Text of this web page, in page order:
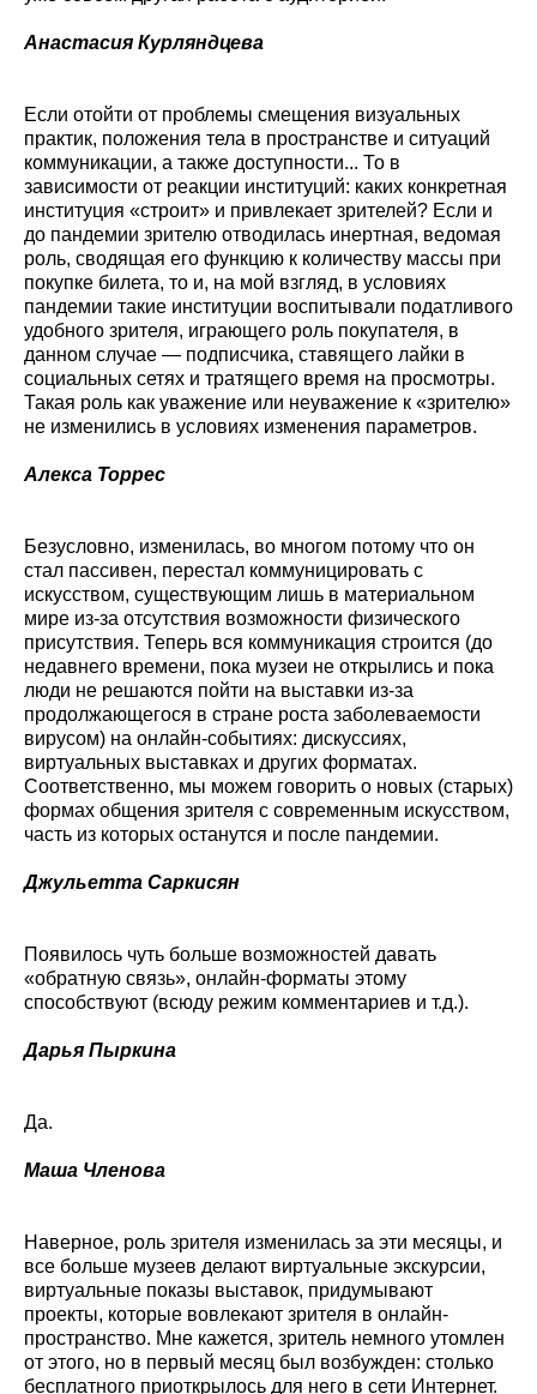
Анастасия Курляндцева
Если отойти от проблемы смещения визуальных
практик, положения тела в пространстве и ситуаций
коммуникации, а также доступности... То в
зависимости от реакции институций: каких конкретная
институция «строит» и привлекает зрителей? Если и
до пандемии зрителю отводилась инертная, ведомая
роль, сводящая его функцию к количеству массы при
покупке билета, то и, на мой взгляд, в условиях
пандемии такие институции воспитывали податливого
удобного зрителя, играющего роль покупателя, в
данном случае — подписчика, ставящего лайки в
социальных сетях и тратящего время на просмотры.
Такая роль как уважение или неуважение к «зрителю»
не изменились в условиях изменения параметров.
Алекса Торрес
Безусловно, изменилась, во многом потому что он
стал пассивен, перестал коммуницировать с
искусством, существующим лишь в материальном
мире из-за отсутствия возможности физического
присутствия. Теперь вся коммуникация строится (до
недавнего времени, пока музеи не открылись и пока
люди не решаются пойти на выставки из-за
продолжающегося в стране роста заболеваемости
вирусом) на онлайн-событиях: дискуссиях,
виртуальных выставках и других форматах.
Соответственно, мы можем говорить о новых (старых)
формах общения зрителя с современным искусством,
часть из которых останутся и после пандемии.
Джульетта Саркисян
Появилось чуть больше возможностей давать
«обратную связь», онлайн-форматы этому
способствуют (всюду режим комментариев и т.д.).
Дарья Пыркина
Да.
Маша Членова
Наверное, роль зрителя изменилась за эти месяцы, и
все больше музеев делают виртуальные экскурсии,
виртуальные показы выставок, придумывают
проекты, которые вовлекают зрителя в онлайн-
пространство. Мне кажется, зритель немного утомлен
от этого, но в первый месяц был возбужден: столько
бесплатного приоткрылось для него в сети Интернет.